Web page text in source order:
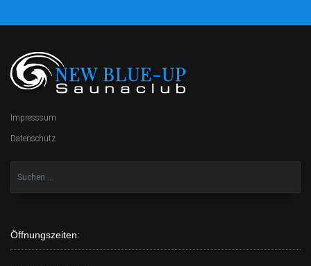
Impresssum
Datenschutz
Öffnungszeiten: